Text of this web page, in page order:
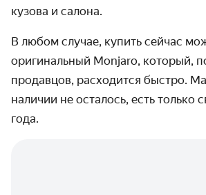
кузова и салона.
В любом случае, купить сейчас
оригинальный Monjaro, который,
продавцов, расходится быстро.
наличии не осталось, есть только
года.